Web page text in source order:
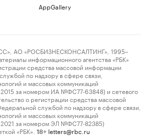
AppGallery
АО «РОСБИЗНЕСКОНСАЛТИНГ», 1995–
информационного агентства «РБК»
средства массовой информации
по надзору в сфере связи,
и массовых коммуникаций
за номером ИА №ФС77-63848) и сетевого
о регистрации средства массовой
службой по надзору в сфере связи,
и массовых коммуникаций
за номером ЭЛ №ФС77-82385)
«РБК».
18+ letters@rbc.ru